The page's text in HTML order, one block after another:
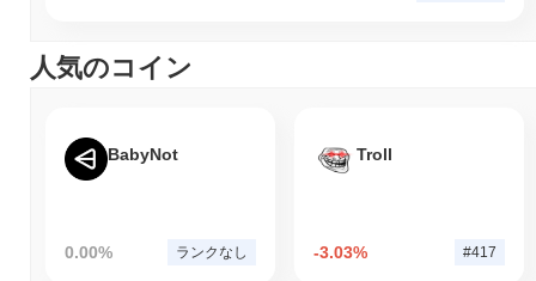
人気のコイン
BabyNot
0.00% ランクなし
Troll
-3.03% #417